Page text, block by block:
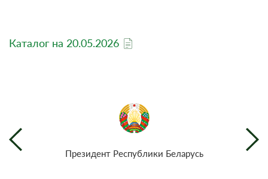
Каталог на 20.05.2026
Президент Республики Беларусь